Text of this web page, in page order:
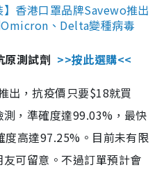
香港口罩品牌Savewo推出
、Delta變種病毒
測試劑 >>按此選購<<
出，抗疫價只要$18就買
，準確度達99.03%，最快
度高達97.25%。目前未有限
可留意。不過訂單預計會